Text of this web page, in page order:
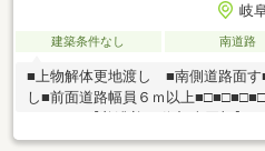
岐
建築条件なし 南道路
■上物解体更地渡し ■南側道路面す
し■前面道路幅員６ｍ以上
い！岐阜市内で黄色い店舗・黄色